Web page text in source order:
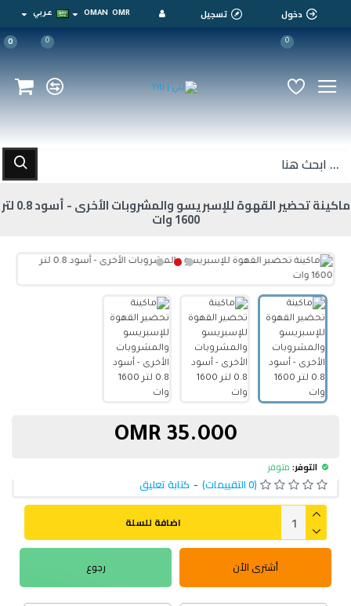
دخول تسجيل OMR
OMAN عربي
0
0
0
ماكينة تحضير القهوة للإسبريسو والمشروبات الأخرى - أسود 0.8 لتر
1600 وات
التوفر: متوفر
(0 التقييمات) - كتابة تعليق
35.000 OMR
اضافة للسلة
أشترى الأن رجوع